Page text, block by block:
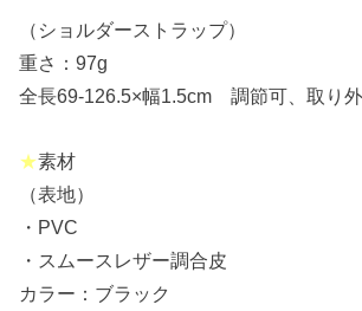
（ショルダーストラップ）
重さ：97g
全長69-126.5×幅1.5cm 調節可、取り
★素材
（表地）
・PVC
・スムースレザー調合皮
カラー：ブラック